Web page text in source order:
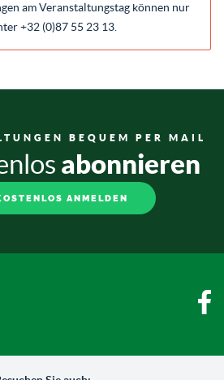
am Veranstaltungstag können nur
+32 (0)87 55 23 13.
BEQUEM PER MAIL
abonnieren
ANMELDEN